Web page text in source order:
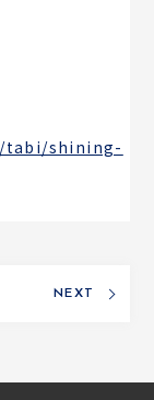
tabi/shining-
NEXT